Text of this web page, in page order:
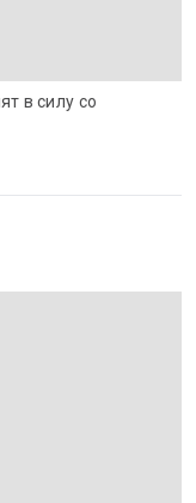
в силу со